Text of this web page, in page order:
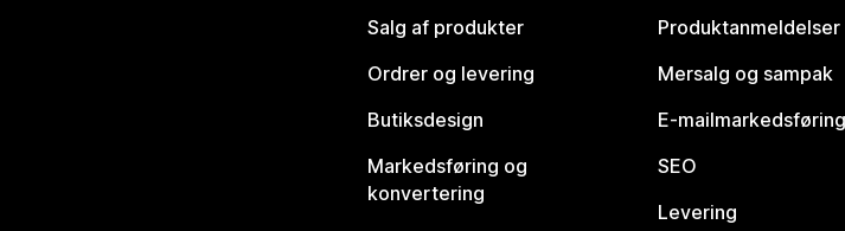
Salg af produkter
Ordrer og levering
Butiksdesign
Markedsføring og
konvertering
Produktanmeldelser
Mersalg og sampak
E-mailmarkedsføring
SEO
Levering